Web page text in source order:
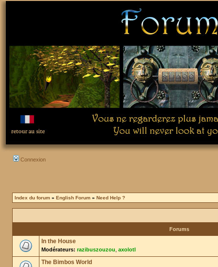
Connexion
Index du forum » English Forum » Need Help ?
Forums
In the House
Modérateurs: razibuszouzou axolotl
The Bimbos World